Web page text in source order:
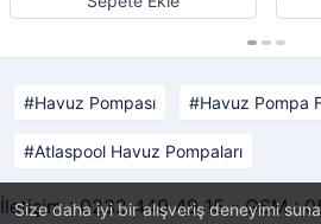
Size daha iyi bir alışveriş deneyimi
Havuz Pompası Havuz Pompa
Atlaspool Havuz Pompaları
İletişim : 0232 449 49 15 - GSM :